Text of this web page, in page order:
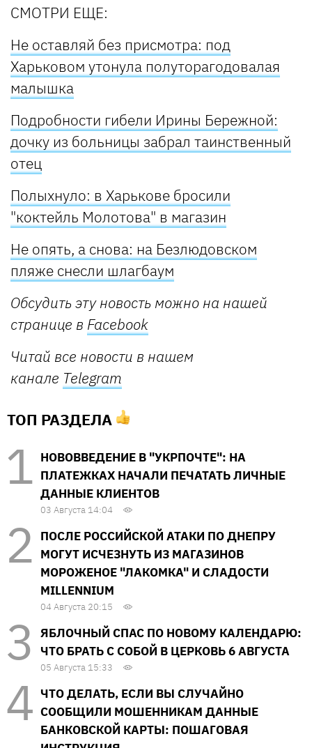
СМОТРИ ЕЩЕ:
Не оставляй без присмотра: под
Харьковом утонула полуторагодовалая
малышка
Подробности гибели Ирины Бережной:
дочку из больницы забрал таинственный
отец
Полыхнуло: в Харькове бросили
"коктейль Молотова" в магазин
Не опять, а снова: на Безлюдовском
пляже снесли шлагбаум
Обсудить эту новость можно на нашей
странице в Facebook
Читай все новости в нашем
канале Telegram
ТОП РАЗДЕЛА
НОВОВВЕДЕНИЕ В "УКРПОЧТЕ": НА
ПЛАТЕЖКАХ НАЧАЛИ ПЕЧАТАТЬ ЛИЧНЫЕ
ДАННЫЕ КЛИЕНТОВ
03 Августа 14:04
ПОСЛЕ РОССИЙСКОЙ АТАКИ ПО ДНЕПРУ
МОГУТ ИСЧЕЗНУТЬ ИЗ МАГАЗИНОВ
МОРОЖЕНОЕ "ЛАКОМКА" И СЛАДОСТИ
MILLENNIUM
04 Августа 20:15
ЯБЛОЧНЫЙ СПАС ПО НОВОМУ КАЛЕНДАРЮ:
ЧТО БРАТЬ С СОБОЙ В ЦЕРКОВЬ 6 АВГУСТА
05 Августа 15:33
ЧТО ДЕЛАТЬ, ЕСЛИ ВЫ СЛУЧАЙНО
СООБЩИЛИ МОШЕННИКАМ ДАННЫЕ
БАНКОВСКОЙ КАРТЫ: ПОШАГОВАЯ